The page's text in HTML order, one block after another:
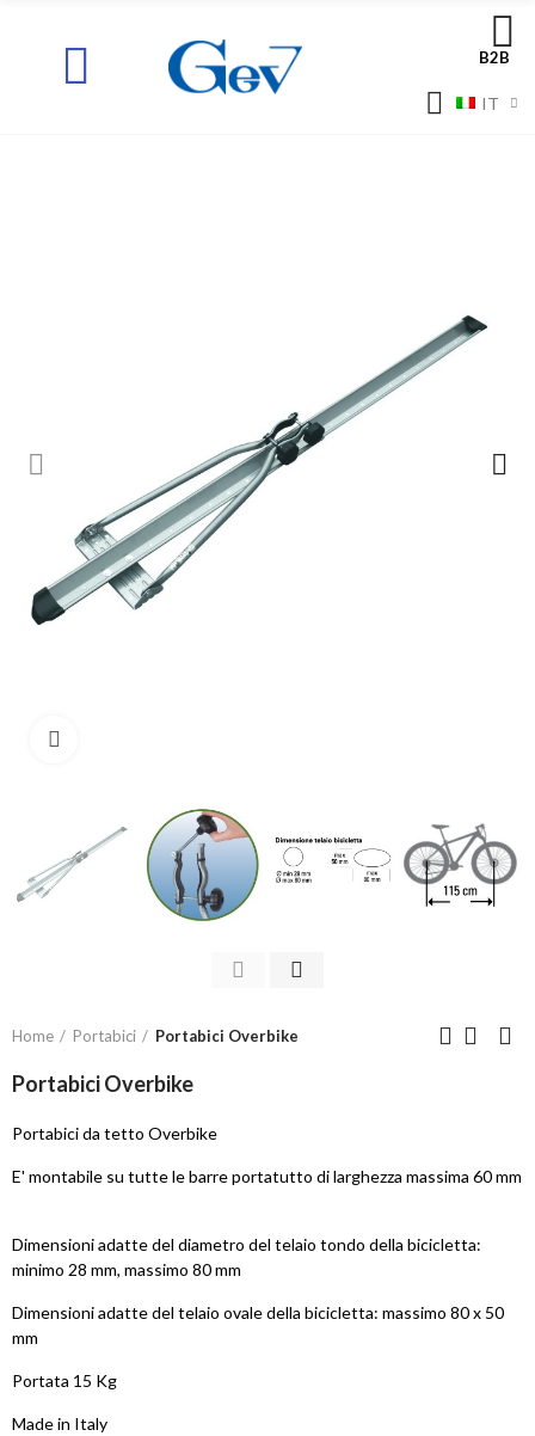
B2B
IT
Home Portabici Portabici Overbike
Portabici Overbike
Portabici da tetto Overbike
E' montabile su tutte le barre portatutto di larghezza massima 60 mm
Dimensioni adatte del diametro del telaio tondo della bicicletta:
minimo 28 mm, massimo 80 mm
Dimensioni adatte del telaio ovale della bicicletta: massimo 80 x 50
mm
Portata 15 Kg
Made in Italy